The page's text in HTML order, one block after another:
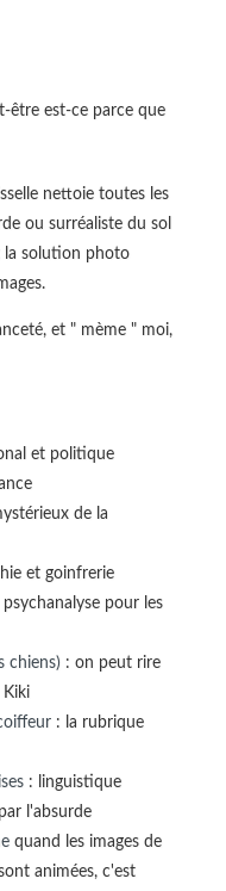
être est-ce parce que
nettoie toutes les
ou surréaliste du sol
la solution photo
et " mème " moi,
et politique
de la
et goinfrerie
pour les
chiens): on peut rire
: la rubrique
: linguistique
l'absurde
quand les images de
animées, c'est